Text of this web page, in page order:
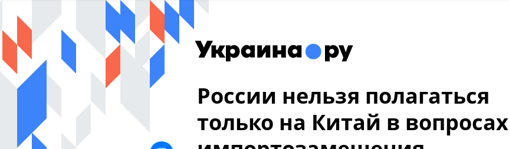
России нельзя полагаться
только на Китай в вопросах